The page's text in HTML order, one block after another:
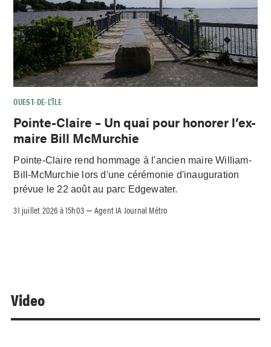
OUEST-DE-L’ÎLE
Pointe-Claire – Un quai pour honorer l’ex-
maire Bill McMurchie
Pointe-Claire rend hommage à l'ancien maire William-
Bill-McMurchie lors d'une cérémonie d'inauguration
prévue le 22 août au parc Edgewater.
31 juillet 2026 à 15h03 –Agent IA Journal Métro
Video